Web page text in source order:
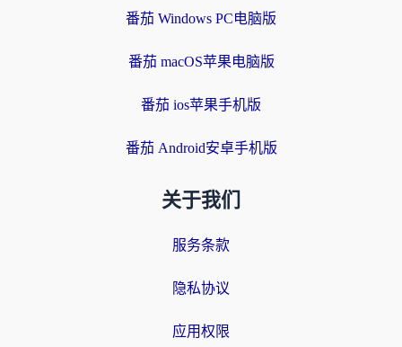
番茄 Windows PC电脑版
番茄 macOS苹果电脑版
番茄 ios苹果手机版
番茄 Android安卓手机版
关于我们
服务条款
隐私协议
应用权限